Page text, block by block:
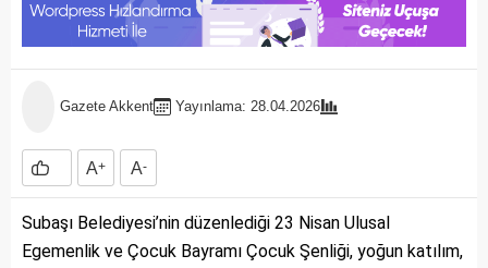
Gazete Akkent Yayınlama: 28.04.2026
A+ A-
Subaşı Belediyesi’nin düzenlediği 23 Nisan Ulusal
Egemenlik ve Çocuk Bayramı Çocuk Şenliği, yoğun katılım,